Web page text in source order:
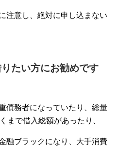
注意し、絶対に申し込まない
たい方にお勧めです
債務者になっていたり、総量
まで借入総額があったり、
融ブラックになり、大手消費